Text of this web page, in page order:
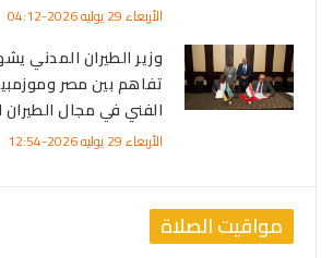
الأربعاء 29 يوليه 2026-04:12
وزير الطيران المدني
تفاهم بين مصر
الفني في مجال
الأربعاء 29 يوليه 2026-12:54
مواقيت الصلاة